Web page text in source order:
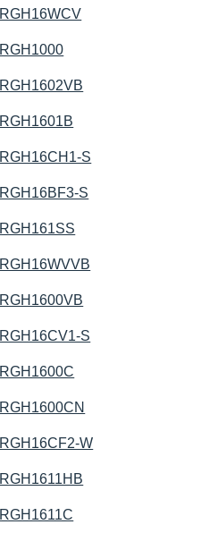
RGH16WCV
RGH1000
RGH1602VB
RGH1601B
RGH16CH1-S
RGH16BF3-S
RGH161SS
RGH16WVVB
RGH1600VB
RGH16CV1-S
RGH1600C
RGH1600CN
RGH16CF2-W
RGH1611HB
RGH1611C